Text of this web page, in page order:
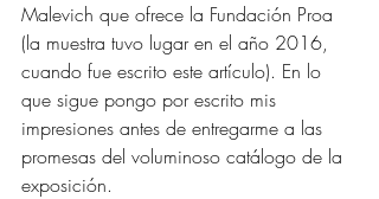
Malevich que ofrece la Fundación Proa
(la muestra tuvo lugar en el año 2016,
cuando fue escrito este artículo). En lo
que sigue pongo por escrito mis
impresiones antes de entregarme a las
promesas del voluminoso catálogo de la
exposición.